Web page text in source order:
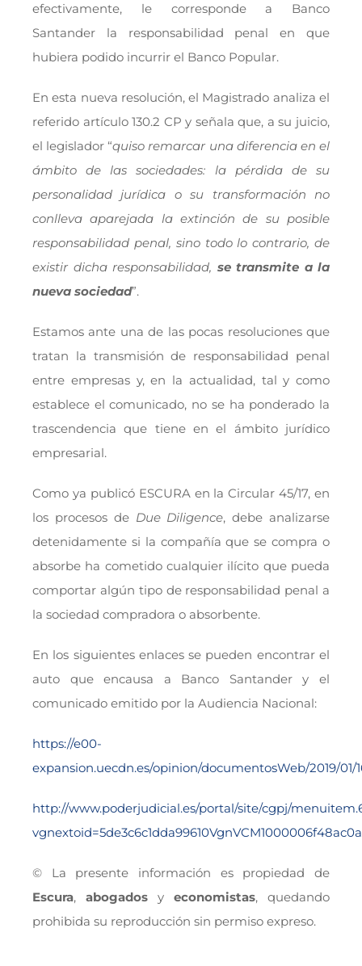
efectivamente, le corresponde a Banco
Santander la responsabilidad penal en que
hubiera podido incurrir el Banco Popular.
En esta nueva resolución, el Magistrado analiza el
referido artículo 130.2 CP y señala que, a su juicio,
el legislador “quiso remarcar una diferencia en el
ámbito de las sociedades: la pérdida de su
personalidad jurídica o su transformación no
conlleva aparejada la extinción de su posible
responsabilidad penal, sino todo lo contrario, de
existir dicha responsabilidad, se transmite a la
nueva sociedad”.
Estamos ante una de las pocas resoluciones que
tratan la transmisión de responsabilidad penal
entre empresas y, en la actualidad, tal y como
establece el comunicado, no se ha ponderado la
trascendencia que tiene en el ámbito jurídico
empresarial.
Como ya publicó ESCURA en la Circular 45/17, en
los procesos de Due Diligence, debe analizarse
detenidamente si la compañía que se compra o
absorbe ha cometido cualquier ilícito que pueda
comportar algún tipo de responsabilidad penal a
la sociedad compradora o absorbente.
En los siguientes enlaces se pueden encontrar el
auto que encausa a Banco Santander y el
comunicado emitido por la Audiencia Nacional:
https://e00-
expansion.uecdn.es/opinion/documentosWeb/2019/
http://www.poderjudicial.es/portal/site/cgpj/
© La presente información es propiedad de
Escura, abogados y economistas, quedando
prohibida su reproducción sin permiso expreso.